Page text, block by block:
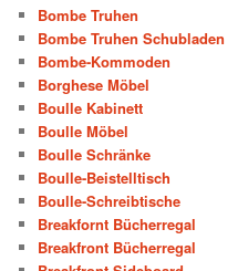
Bombe Truhen
Bombe Truhen Schubladen
Bombe-Kommoden
Borghese Möbel
Boulle Kabinett
Boulle Möbel
Boulle Schränke
Boulle-Beistelltisch
Boulle-Schreibtische
Breakfornt Bücherregal
Breakfront Bücherregal